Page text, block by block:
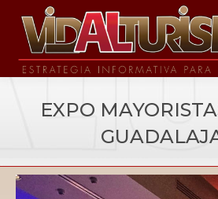
EXPO
Vida a los Eventos